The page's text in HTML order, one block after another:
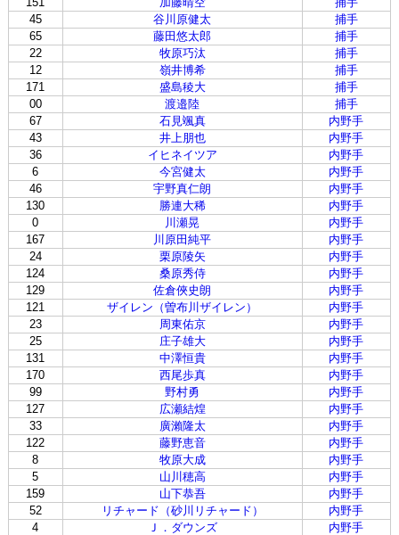
45
谷川原健太
捕手
65
藤田悠太郎
捕手
22
牧原巧汰
捕手
12
嶺井博希
捕手
171
盛島稜大
捕手
00
渡邉陸
捕手
67
石見颯真
内野手
43
井上朋也
内野手
36
イヒネイツア
内野手
6
今宮健太
内野手
46
宇野真仁朗
内野手
130
勝連大稀
内野手
0
川瀬晃
内野手
167
川原田純平
内野手
24
栗原陵矢
内野手
124
桑原秀侍
内野手
129
佐倉俠史朗
内野手
121
ザイレン（曽布川ザイレン）
内野手
23
周東佑京
内野手
25
庄子雄大
内野手
131
中澤恒貴
内野手
170
西尾歩真
内野手
99
野村勇
内野手
127
広瀬結煌
内野手
33
廣瀨隆太
内野手
122
藤野恵音
内野手
8
牧原大成
内野手
5
山川穂高
内野手
159
山下恭吾
内野手
52
リチャード（砂川リチャード）
内野手
4
Ｊ．ダウンズ
内野手